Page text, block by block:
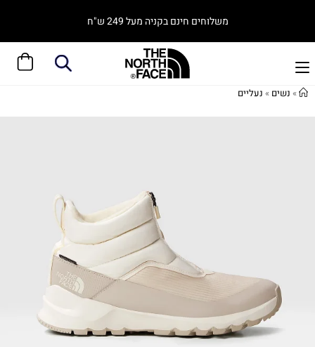
משלוחים חינם בקניה מעל 249 ש"ח
» נשים » נעליים